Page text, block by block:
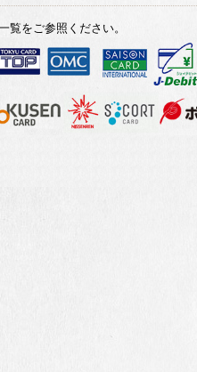
覧をご参照ください。